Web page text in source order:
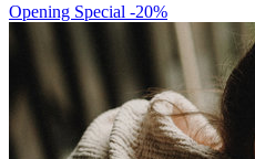
Opening Special -20%